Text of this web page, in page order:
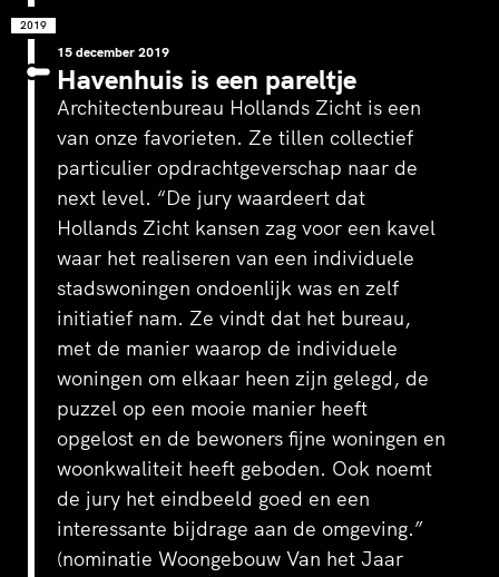
2019
15 december 2019
Havenhuis is een pareltje
Architectenbureau Hollands Zicht is een
van onze favorieten. Ze tillen collectief
particulier opdrachtgeverschap naar de
next level. “De jury waardeert dat
Hollands Zicht kansen zag voor een kavel
waar het realiseren van een individuele
stadswoningen ondoenlijk was en zelf
initiatief nam. Ze vindt dat het bureau,
met de manier waarop de individuele
woningen om elkaar heen zijn gelegd, de
puzzel op een mooie manier heeft
opgelost en de bewoners fijne woningen en
woonkwaliteit heeft geboden. Ook noemt
de jury het eindbeeld goed en een
interessante bijdrage aan de omgeving.”
(nominatie Woongebouw Van het Jaar